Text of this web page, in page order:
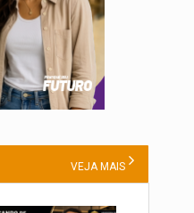
VEJA MAIS